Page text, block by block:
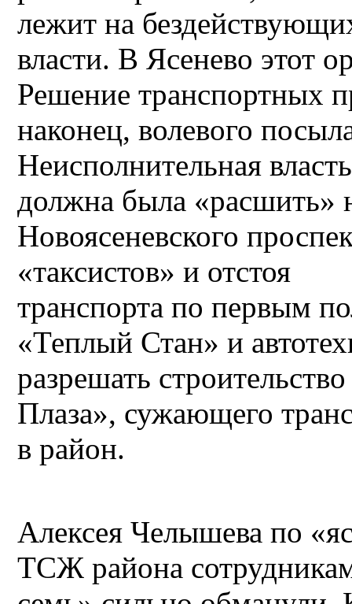
лежит на
власти. В Ясенево этот
Решение транспортных
наконец, волевого
Неисполнительная
должна была «расшить»
Новоясеневского
«таксистов» и отстоя
транспорта по первым
«Теплый Стан» и
разрешать
Плаза», сужающего
в район.
Алексея Челышева по
ТСЖ района